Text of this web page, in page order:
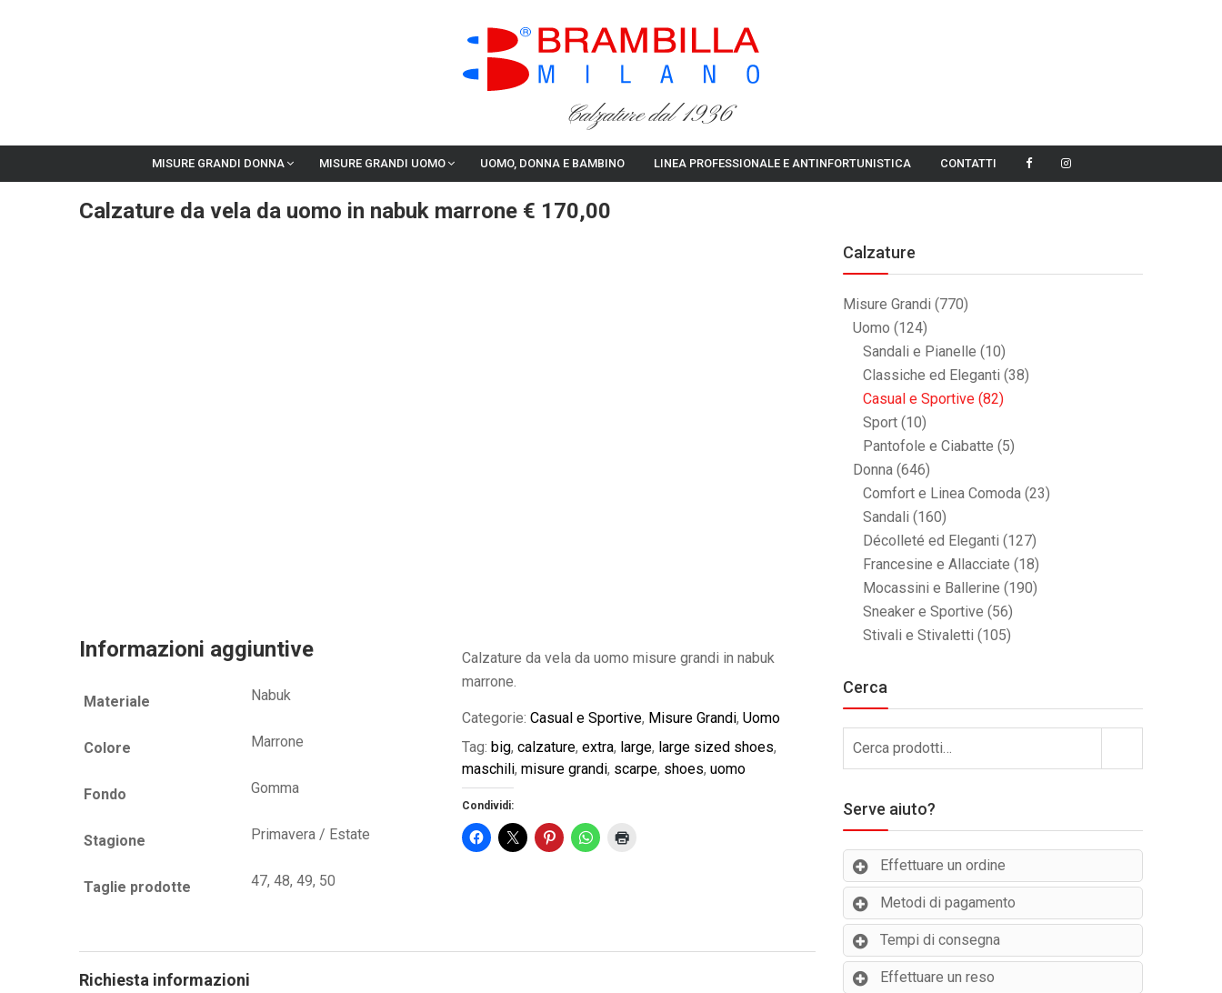
Calzature dal 1936
MISURE GRANDI DONNA MISURE GRANDI UOMO UOMO, DONNA E BAMBINO LINEA PROFESSIONALE E ANTINFORTUNISTICA CONTATTI
Calzature da vela da uomo in nabuk marrone € 170,00
Calzature da vela da uomo misure grandi in nabuk
marrone.
Categorie:Casual e Sportive, Misure Grandi,Uomo
Tag:big,calzature,extra, large, large sized shoes,
maschili,misure grandi, scarpe, shoes,uomo
Condividi:
Informazioni aggiuntive
Materiale Nabuk
Colore Marrone
Fondo Gomma
Stagione Primavera / Estate
Taglie prodotte 47, 48, 49, 50
Richiesta informazioni
Calzature
Misure Grandi (770)
Uomo (124)
Sandali e Pianelle (10)
Classiche ed Eleganti (38)
Casual e Sportive (82)
Sport (10)
Pantofole e Ciabatte (5)
Donna (646)
Comfort e Linea Comoda (23)
Sandali (160)
Décolleté ed Eleganti (127)
Francesine e Allacciate (18)
Mocassini e Ballerine (190)
Sneaker e Sportive (56)
Stivali e Stivaletti (105)
Cerca
Serve aiuto?
Effettuare un ordine
Metodi di pagamento
Tempi di consegna
Effettuare un reso